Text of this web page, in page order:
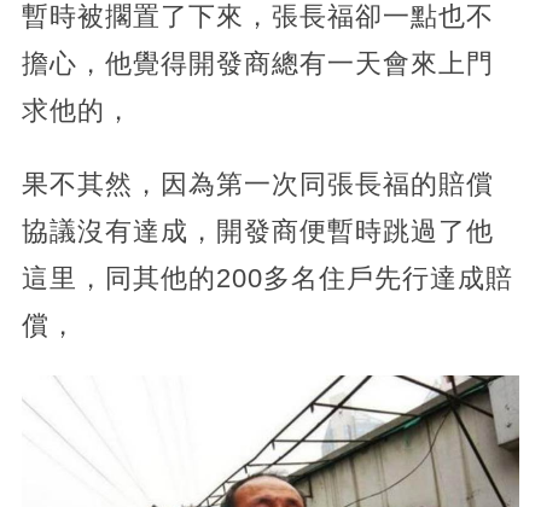
暫時被擱置了下來，張長福卻一點也不
擔心，他覺得開發商總有一天會來上門
求他的，
果不其然，因為第一次同張長福的賠償
協議沒有達成，開發商便暫時跳過了他
這里，同其他的200多名住戶先行達成賠
償，